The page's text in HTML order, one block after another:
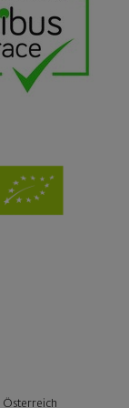
Österreich